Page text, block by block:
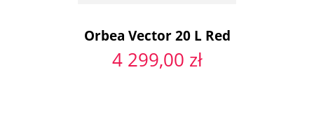
Orbea Vector 20 L Red
4 299,00 zł